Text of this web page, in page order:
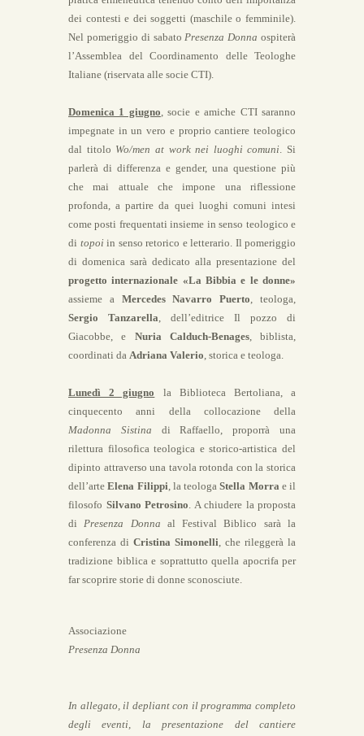
dei contesti e dei soggetti (maschile o femminile).
Nel pomeriggio di sabatoPresenza Donna ospiterà
l’Assemblea del Coordinamento delle Teologhe
Italiane (riservata alle socie CTI).
Domenica 1 giugno, socie e amiche CTI saranno
impegnate in un vero e proprio cantiere teologico
dal titolo Wo/men at work nei luoghi comuni. Si
parlerà di differenza e gender, una questione più
che mai attuale che impone una riflessione
profonda, a partire da quei luoghi comuni intesi
come posti frequentati insieme in senso teologico e
di topoi in senso retorico e letterario. Il pomeriggio
di domenica sarà dedicato alla presentazione del
progetto internazionale «La Bibbia e le donne»
assieme a Mercedes Navarro Puerto, teologa,
Sergio Tanzarella, dell’editrice Il pozzo di
Giacobbe, e Nuria Calduch-Benages, biblista,
coordinati da Adriana Valerio, storica e teologa.
Lunedì 2 giugno la Biblioteca Bertoliana, a
cinquecento anni della collocazione della
Madonna Sistina di Raffaello, proporrà una
rilettura filosofica teologica e storico-artistica del
dipinto attraverso una tavola rotonda con la storica
dell’arteElena Filippi, la teologaStella Morra e il
filosofo Silvano Petrosino. A chiudere la proposta
diPresenza Donna al Festival Biblico sarà la
conferenza di Cristina Simonelli, che rileggerà la
tradizione biblica e soprattutto quella apocrifa per
far scoprire storie di donne sconosciute.
Associazione
Presenza Donna
In allegato, il depliant con il programma completo
degli eventi, la presentazione del cantiere